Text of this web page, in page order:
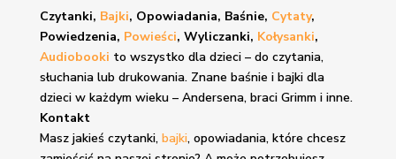
Czytanki, Bajki, Opowiadania, Baśnie, Cytaty,
Powiedzenia, Powieści, Wyliczanki, Kołysanki,
Audiobooki to wszystko dla dzieci – do czytania,
słuchania lub drukowania. Znane baśnie i bajkidla
dzieci w każdym wieku – Andersena, braci Grimm i inne.
Kontakt
Masz jakieś czytanki, bajki, opowiadania, które chcesz